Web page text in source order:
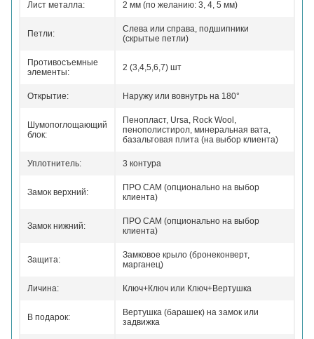
Лист металла: 2 мм (по желанию: 3, 4, 5 мм)
Петли:
Слева или справа, подшипники
(скрытые петли)
Противосъемные
элементы:
2 (3,4,5,6,7) шт
Открытие: Наружу или вовнутрь на 180°
Шумопоглощающий
блок:
Пенопласт, Ursa, Rock Wool,
пенополистирол, минеральная вата,
базальтовая плита (на выбор клиента)
Уплотнитель: 3 контура
Замок верхний:
ПРО САМ (опционально на выбор
клиента)
Замок нижний:
ПРО САМ (опционально на выбор
клиента)
Защита:
Замковое крыло (бронеконверт,
марганец)
Личина: Ключ+Ключ или Ключ+Вертушка
В подарок:
Вертушка (барашек) на замок или
задвижка